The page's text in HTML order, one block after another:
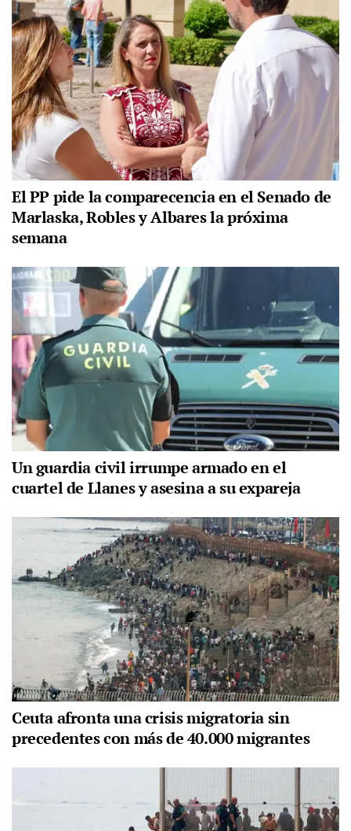
El PP pide la comparecencia en el Senado de
Marlaska, Robles y Albares la próxima
semana
Un guardia civil irrumpe armado en el
cuartel de Llanes y asesina a su expareja
Ceuta afronta una crisis migratoria sin
precedentes con más de 40.000 migrantes